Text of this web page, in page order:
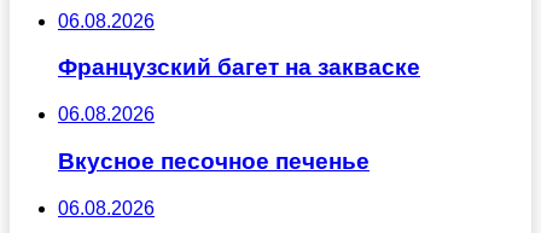
06.08.2026
Французский багет на закваске
06.08.2026
Вкусное песочное печенье
06.08.2026